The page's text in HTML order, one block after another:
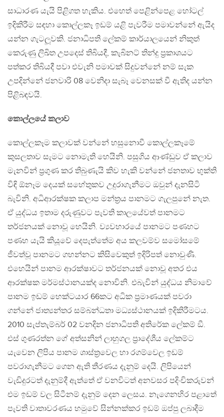
සාධාරණ යැයි පිළිගත හැකිය. එහෙත් පෙළින්පෙළ හෝටල්
ඉදිකිරීම සඳහා කොල්ලකෑ ඉඩම් යළි පැවරීම පමාවන්නේ ඇයිද
යන්න ගැටලූවකි. ජනාධිපති ලේකම් කාර්යාලයෙන් නිකුත්
කෙරුණු ලිඛිත උපදෙස් තිබියදී, කැබිනට් තින්දු ප‍්‍රකාශයට
පත්කර තිබියදී පවා එවැනි පමාවක් සිදුවන්නේ නම් සැක
උපදින්නේ ජනවාරි 08 වෙනිදා සැබෑ වෙනසක් වී ඇතිද යන්න
පිළිබඳවයි.
කොල්ලයේ කලාව
කොල්ලකෑම කලාවක් වන්නේ හසුනොවී කොල්ලකෑමේ
කුසලතාව සැමට නොමැති හෙයිනි. පසුගිය ආණ්ඩුව ඒ කලාව
මැනවින් ප‍්‍රගුණ කර තිබුණැයි කිව හැකි වන්නේ ජනතාව භුක්ති
විඳි ඕනෑම දෙයක් සහේතුකව උදුරාගැනීමට ඔවුන් දැනසිටි
බැවිනි. අධිආරක්ෂක කලාප මන්ත‍්‍රය පානමට ගැලපුනේ නැත.
ඒ යුද්ධය ඉතාම දරුණුවට පැවති කාලයේවත් පානමට
තර්ජනයක් නොවූ හෙයිනි. ව්‍යවහාරයේ පානමට පණහට
පණහ යැයි කියූවේ දෙපැත්තේම අය කලවම්ව සමෝසමේ
ජීවත්වූ පානමට ගහන්නට කිසිවෙකුත් ඉදිරිපත් නොවුණි.
එහෙයින් පානම ආරක්ෂාවට තර්ජනයක් නොවූ අතර එය
ආරක්ෂක මර්මස්ථානයක්ද නොවිනි. එබැවින් යුද්ධය නිමාවේ
පානම ඉඩම් හෙක්ටයාර 66කට අධික ප‍්‍රමාණයක් පවරා
ගන්නේ ජාත්‍යන්තර සම්බන්ධතා මධ්‍යස්ථානයක් ඉදිකිරීමටය.
2010 සැප්තැම්බර් 02 වනදින ජනාධිපති අතිරේක ලේකම් ඞී.
එස් ගුණරත්න ගේ අත්සනින් ලාහුගල ප‍්‍රාදේශීය ලේකම්ට
යැවෙන ලිපිය පානම ශාස්ත‍්‍රවෙල හා රගම්වෙල ඉඩම්
පවරාගැනීමට ගෙන ඇති තීරණය දැනුම් දෙයි. ලිපියෙන්
වැඩිදුරටත් දැනුම්දී ඇත්තේ ඒ වනවිටත් අනවසර පදිංචිකරුවන්
එම ඉඩම් වල සිටීනම් දැනුම් දෙන ලෙසය. නැගෙනහිර පළාතේ
පැවති වාතාවරණය හමුවේ සින්නක්කර ඉඩම් ඔප්පු ලබාදීම